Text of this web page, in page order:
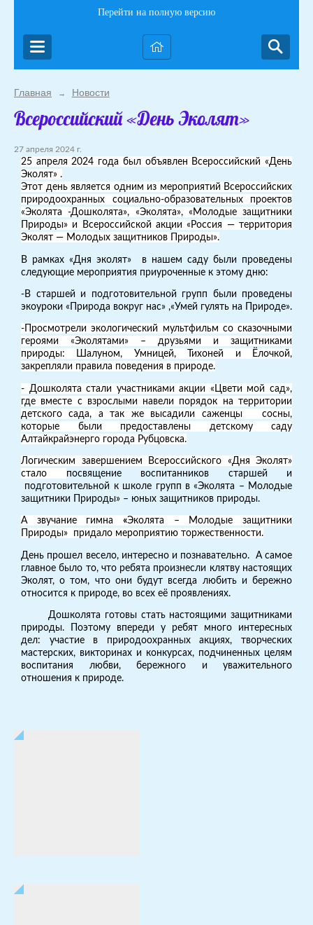
Перейти на полную версию
Главная → Новости
Всероссийский «День Эколят»
27 апреля 2024 г.
25 апреля 2024 года был объявлен Всероссийский «День
Эколят» .
Этот день является одним из мероприятий Всероссийских
природоохранных социально-образовательных проектов
«Эколята -Дошколята», «Эколята», «Молодые защитники
Природы» и Всероссийской акции «Россия — территория
Эколят — Молодых защитников Природы».
В рамках «Дня эколят» в нашем саду были проведены
следующие мероприятия приуроченные к этому дню:
-В старшей и подготовительной групп были проведены
экоуроки «Природа вокруг нас» ,«Умей гулять на Природе».
-Просмотрели экологический мультфильм со сказочными
героями «Эколятами» – друзьями и защитниками
природы: Шалуном, Умницей, Тихоней и Ёлочкой,
закрепляли правила поведения в природе.
- Дошколята стали участниками акции «Цвети мой сад»,
где вместе с взрослыми навели порядок на территории
детского сада, а так же высадили саженцы сосны,
которые были предоставлены детскому саду
Алтайкрайэнерго города Рубцовска.
Логическим завершением Всероссийского «Дня Эколят»
стало посвящение воспитанников старшей и
подготовительной к школе групп в «Эколята – Молодые
защитники Природы» – юных защитников природы.
А звучание гимна «Эколята – Молодые защитники
Природы» придало мероприятию торжественности.
День прошел весело, интересно и познавательно. А самое
главное было то, что ребята произнесли клятву настоящих
Эколят, о том, что они будут всегда любить и бережно
относится к природе, во всех её проявлениях.
Дошколята готовы стать настоящими защитниками
природы. Поэтому впереди у ребят много интересных
дел: участие в природоохранных акциях, творческих
мастерских, викторинах и конкурсах, подчиненных целям
воспитания любви, бережного и уважительного
отношения к природе.